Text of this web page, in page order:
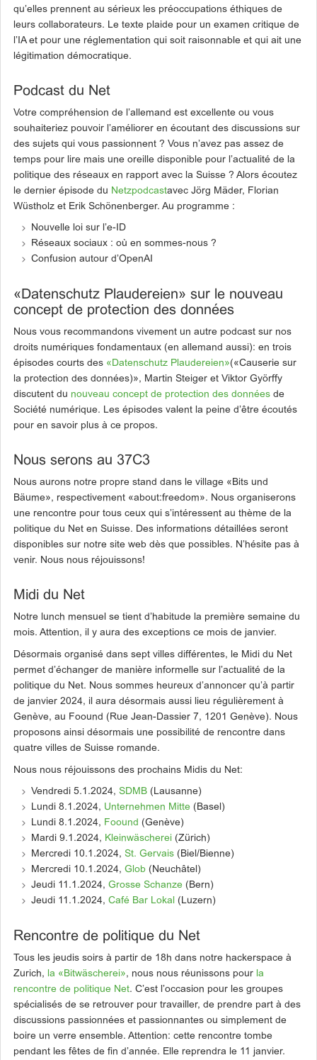
qu’elles prennent au sérieux les préoccupations éthiques de
leurs collaborateurs. Le texte plaide pour un examen critique de
l’IA et pour une réglementation qui soit raisonnable et qui ait une
légitimation démocratique.
Podcast du Net
Votre compréhension de l’allemand est excellente ou vous
souhaiteriez pouvoir l’améliorer en écoutant des discussions sur
des sujets qui vous passionnent ? Vous n’avez pas assez de
temps pour lire mais une oreille disponible pour l’actualité de la
politique des réseaux en rapport avec la Suisse ? Alors écoutez
le dernier épisode du Netzpodcastavec Jörg Mäder, Florian
Wüstholz et Erik Schönenberger. Au programme :
Nouvelle loi sur l’e-ID
Réseaux sociaux : où en sommes-nous ?
Confusion autour d’OpenAI
«Datenschutz Plaudereien» sur le nouveau
concept de protection des données
Nous vous recommandons vivement un autre podcast sur nos
droits numériques fondamentaux (en allemand aussi): en trois
épisodes courts des «Datenschutz Plaudereien»(«Causerie sur
la protection des données)», Martin Steiger et Viktor Györffy
discutent du nouveau concept de protection des données de
Société numérique. Les épisodes valent la peine d’être écoutés
pour en savoir plus à ce propos.
Nous serons au 37C3
Nous aurons notre propre stand dans le village «Bits und
Bäume», respectivement «about:freedom». Nous organiserons
une rencontre pour tous ceux qui s’intéressent au thème de la
politique du Net en Suisse. Des informations détaillées seront
disponibles sur notre site web dès que possibles. N’hésite pas à
venir. Nous nous réjouissons!
Midi du Net
Notre lunch mensuel se tient d’habitude la première semaine du
mois. Attention, il y aura des exceptions ce mois de janvier.
Désormais organisé dans sept villes différentes, le Midi du Net
permet d’échanger de manière informelle sur l’actualité de la
politique du Net. Nous sommes heureux d’annoncer qu’à partir
de janvier 2024, il aura désormais aussi lieu régulièrement à
Genève, au Foound (Rue Jean-Dassier 7, 1201 Genève). Nous
proposons ainsi désormais une possibilité de rencontre dans
quatre villes de Suisse romande.
Nous nous réjouissons des prochains Midis du Net:
Vendredi 5.1.2024, SDMB (Lausanne)
Lundi 8.1.2024, Unternehmen Mitte (Basel)
Lundi 8.1.2024, Foound (Genève)
Mardi 9.1.2024, Kleinwäscherei (Zürich)
Mercredi 10.1.2024, St. Gervais (Biel/Bienne)
Mercredi 10.1.2024, Glob (Neuchâtel)
Jeudi 11.1.2024, Grosse Schanze (Bern)
Jeudi 11.1.2024, Café Bar Lokal (Luzern)
Rencontre de politique du Net
Tous les jeudis soirs à partir de 18h dans notre hackerspace à
Zurich,
la «Bitwäscherei», nous nous réunissons pour la
rencontre de politique Net. C’est l’occasion pour les groupes
spécialisés de se retrouver pour travailler, de prendre part à des
discussions passionnées et passionnantes ou simplement de
boire un verre ensemble. Attention: cette rencontre tombe
pendant les fêtes de fin d’année. Elle reprendra le 11 janvier.